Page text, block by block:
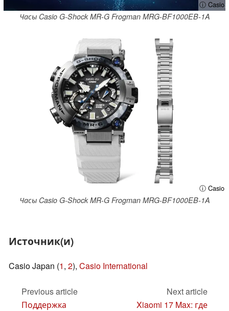
ⓘ Casio
Часы Casio G-Shock MR-G Frogman MRG-BF1000EB-1A
ⓘ Casio
Часы Casio G-Shock MR-G Frogman MRG-BF1000EB-1A
Источник(и)
Casio Japan (1, 2), Casio International
Previous article
Поддержка
Next article
Xiaomi 17 Max: где